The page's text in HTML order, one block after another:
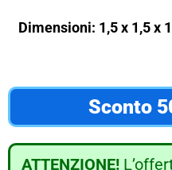
Dimensioni: 1,5 x 1,5 x
Sconto
ATTENZIONE!